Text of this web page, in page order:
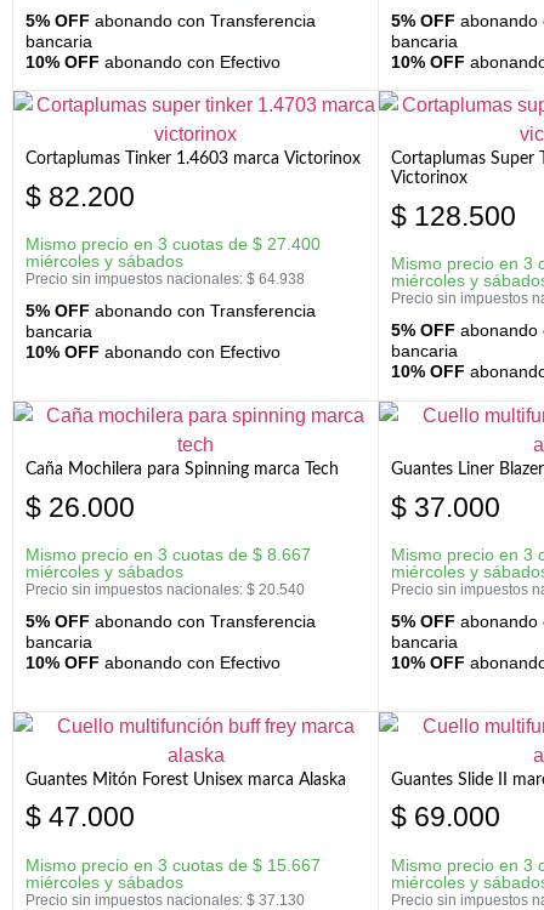
5% OFF abonando con Transferencia
bancaria
10% OFF abonando con Efectivo
5% OFF abonando
bancaria
10% OFF
Cortaplumas Tinker 1.4603 marca Victorinox
$ 82.200
Mismo precio en 3 cuotas de $ 27.400
miércoles y sábados
Precio sin impuestos nacionales: $ 64.938
5% OFF abonando con Transferencia
bancaria
10% OFF abonando con Efectivo
Cortaplumas Super
Victorinox
$ 128.500
Mismo precio en 3
miércoles y
Precio sin impuestos
5% OFF abonando
bancaria
10% OFF
Caña Mochilera para Spinning marca Tech
$ 26.000
Mismo precio en 3 cuotas de $ 8.667
miércoles y sábados
Precio sin impuestos nacionales: $ 20.540
5% OFF abonando con Transferencia
bancaria
10% OFF abonando con Efectivo
Guantes Liner
$ 37.000
Mismo precio en 3
miércoles y
Precio sin impuestos
5% OFF abonando
bancaria
10% OFF
Guantes Mitón Forest Unisex marca Alaska
$ 47.000
Mismo precio en 3 cuotas de $ 15.667
miércoles y sábados
Precio sin impuestos nacionales: $ 37.130
Guantes Slide II
$ 69.000
Mismo precio en 3
miércoles y
Precio sin impuestos